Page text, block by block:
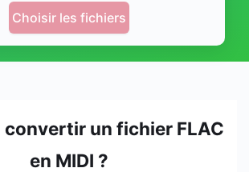
Choisir les fichiers
convertir un fichier FLAC
en MIDI ?